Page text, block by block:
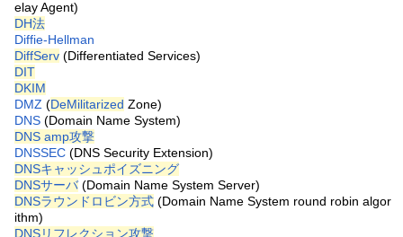
elay Agent)
DH法
Diffie-Hellman
DiffServ (Differentiated Services)
DIT
DKIM
DMZ (DeMilitarized Zone)
DNS (Domain Name System)
DNS amp攻撃
DNSSEC (DNS Security Extension)
DNSキャッシュポイズニング
DNSサーバ(Domain Name System Server)
DNSラウンドロビン方式 (Domain Name System round robin algor
ithm)
DNSリフレクション攻撃